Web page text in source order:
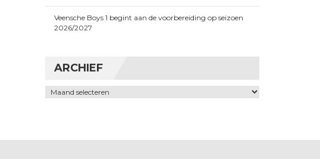
Veensche Boys 1 begint aan de voorbereiding op seizoen
2026/2027
ARCHIEF
Archief